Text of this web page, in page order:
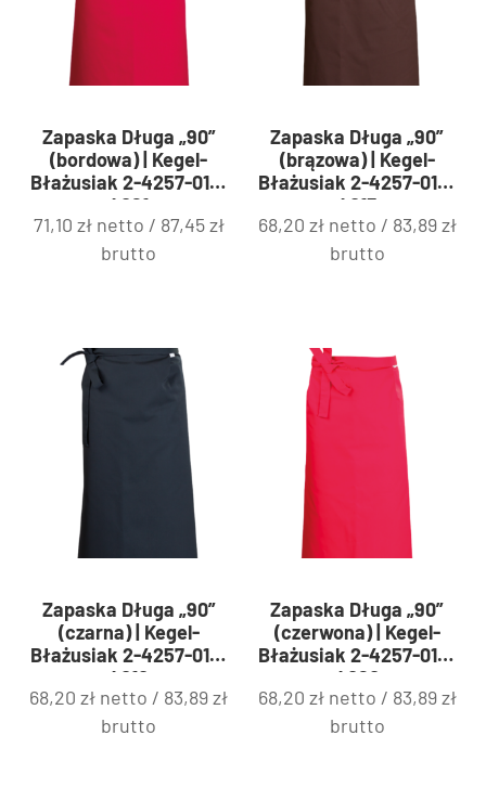
Zapaska Długa „90”
(bordowa) | Kegel-
Błażusiak 2-4257-010-
4061
71,10 zł netto / 87,45zł
brutto
Zapaska Długa „90”
(brązowa) | Kegel-
Błażusiak 2-4257-010-
4015
68,20 zł netto / 83,89zł
brutto
Zapaska Długa „90”
(czarna) | Kegel-
Błażusiak 2-4257-010-
4010
68,20zł netto / 83,89zł
brutto
Zapaska Długa „90”
(czerwona) | Kegel-
Błażusiak 2-4257-010-
4060
68,20 zł netto / 83,89zł
brutto